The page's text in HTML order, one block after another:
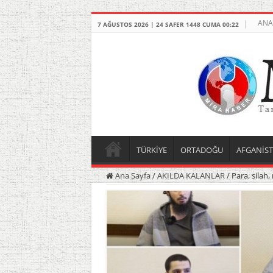
7 AĞUSTOS 2026 | 24 SAFER 1448 CUMA 00:22
TÜRKİYE ORTADOĞU
Ana Sayfa/AKILDA KALANLAR/Para,